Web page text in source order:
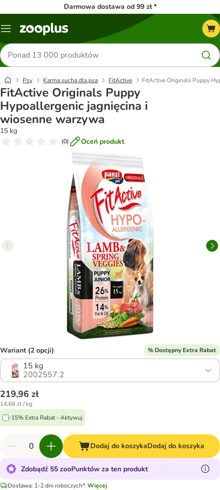
Darmowa dostawa od 99 zł *
Menu
Szukaj
produktów
Psy Karma sucha dla psa FitActive FitActive Originals Puppy
FitActive Originals Puppy
Hypoallergenic jagnięcina i
wiosenne warzywa
15 kg
(0) Oceń produkt
Wariant (2 opcji) % Dostępny Extra Rabat
15 kg
2002557.2
219,96 zł
14,68 zł / kg
-15% Extra Rabat - Aktywuj
Dodaj do koszykaDodaj do koszyka
Zdobądź 55 zooPunktów za ten produkt
Dostawa: 1-2 dni roboczych*. Więcej